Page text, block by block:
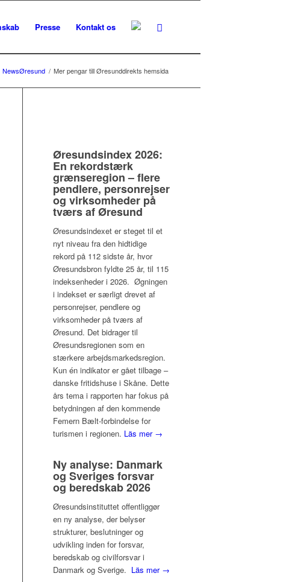
Presse Kontakt os
NewsØresund / Mer pengar till Øresunddirekts hemsida
Øresundsindex 2026:
En rekordstærk
grænseregion – flere
pendlere, personrejser
og virksomheder på
tværs af Øresund
Øresundsindexet er steget til et
nyt niveau fra den hidtidige
rekord på 112 sidste år, hvor
Øresundsbron fyldte 25 år, til 115
indeksenheder i 2026. Øgningen
i indekset er særligt drevet af
personrejser, pendlere og
virksomheder på tværs af
Øresund. Det bidrager til
Øresundsregionen som en
stærkere arbejdsmarkedsregion.
Kun én indikator er gået tilbage –
danske fritidshuse i Skåne. Dette
års tema i rapporten har fokus på
betydningen af den kommende
Femern Bælt-forbindelse for
turismen i regionen. Läs mer →
Ny analyse: Danmark
og Sveriges forsvar
og beredskab 2026
Øresundsinstituttet offentliggør
en ny analyse, der belyser
strukturer, beslutninger og
udvikling inden for forsvar,
beredskab og civilforsvar i
Danmark og Sverige. Läs mer →